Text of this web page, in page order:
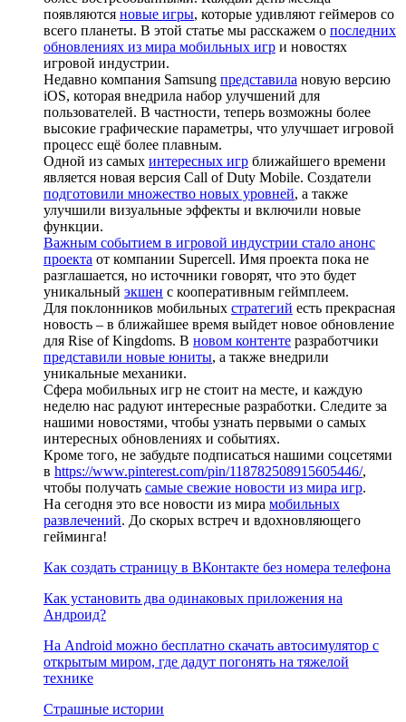
появляются новые игры, которые удивляют геймеров со
всего планеты. В этой статье мы расскажем о последних
обновлениях из мира мобильных игр и новостях
игровой индустрии.
Недавно компания Samsung представила новую версию
iOS, которая внедрила набор улучшений для
пользователей. В частности, теперь возможны более
высокие графические параметры, что улучшает игровой
процесс ещё более плавным.
Одной из самых интересных игр ближайшего времени
является новая версия Call of Duty Mobile. Создатели
подготовили множество новых уровней, а также
улучшили визуальные эффекты и включили новые
функции.
Важным событием в игровой индустрии стало анонс
проекта от компании Supercell. Имя проекта пока не
разглашается, но источники говорят, что это будет
уникальный экшен с кооперативным геймплеем.
Для поклонников мобильных стратегий есть прекрасная
новость – в ближайшее время выйдет новое обновление
для Rise of Kingdoms. В новом контенте разработчики
представили новые юниты, а также внедрили
уникальные механики.
Сфера мобильных игр не стоит на месте, и каждую
неделю нас радуют интересные разработки. Следите за
нашими новостями, чтобы узнать первыми о самых
интересных обновлениях и событиях.
Кроме того, не забудьте подписаться нашими соцсетями
в https://www.pinterest.com/pin/118782508915605446/,
чтобы получать самые свежие новости из мира игр.
На сегодня это все новости из мира мобильных
развлечений. До скорых встреч и вдохновляющего
гейминга!
Как создать страницу в ВКонтакте без номера телефона
Как установить два одинаковых приложения на
Андроид?
На Android можно бесплатно скачать автосимулятор с
открытым миром, где дадут погонять на тяжелой
технике
Страшные истории